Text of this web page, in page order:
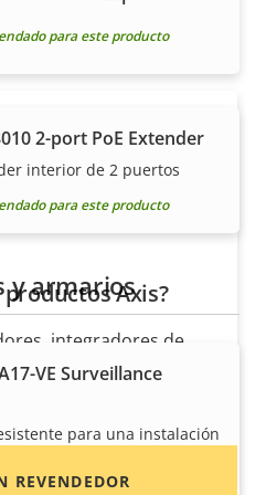
para este producto
2-port PoE Extender
interior de 2 puertos
para este producto
y armarios
VE Surveillance
para una instalación
Axis?
integradores de
de productos y
de Axis.
REVENDEDOR